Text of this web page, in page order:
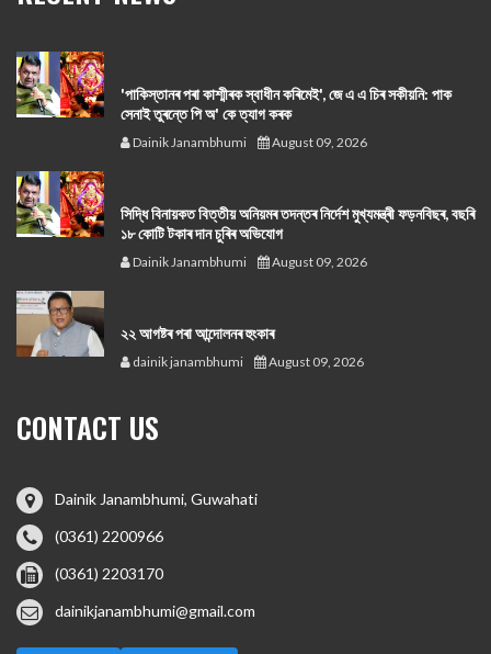
'পাকিস্তানৰ পৰা কাশ্মীৰক স্বাধীন কৰিমেই', জে এ এ চিৰ সকীয়নি: পাক
সেনাই তুৰন্তে পি অ' কে ত্যাগ কৰক
Dainik Janambhumi August 09, 2026
সিদ্ধি বিনায়কত বিত্তীয় অনিয়মৰ তদন্তৰ নিৰ্দেশ মুখ্যমন্ত্ৰী ফড়নবিছৰ, বছৰি
১৮ কোটি টকাৰ দান চুৰিৰ অভিযোগ
Dainik Janambhumi August 09, 2026
২২ আগষ্টৰ পৰা আন্দোলনৰ হুংকাৰ
dainik janambhumi August 09, 2026
CONTACT US
Dainik Janambhumi, Guwahati
(0361) 2200966
(0361) 2203170
dainikjanambhumi@gmail.com